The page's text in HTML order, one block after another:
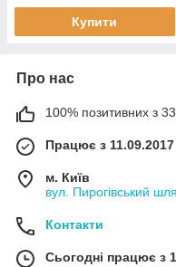
Купити
Про нас
100% позитивних з
Працює з 11.09.2017
м. Київ
вул. Пирогівський
Контакти
Сьогодні працює з